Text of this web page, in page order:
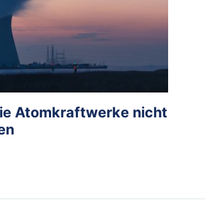
Atomkraftwerke nicht